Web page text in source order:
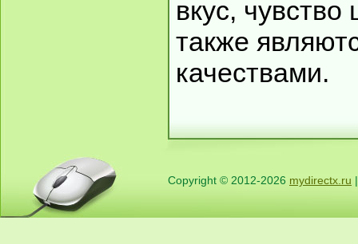
вкус,
также
качествами.
Copyright © 2012-2026 mydirectx.ru